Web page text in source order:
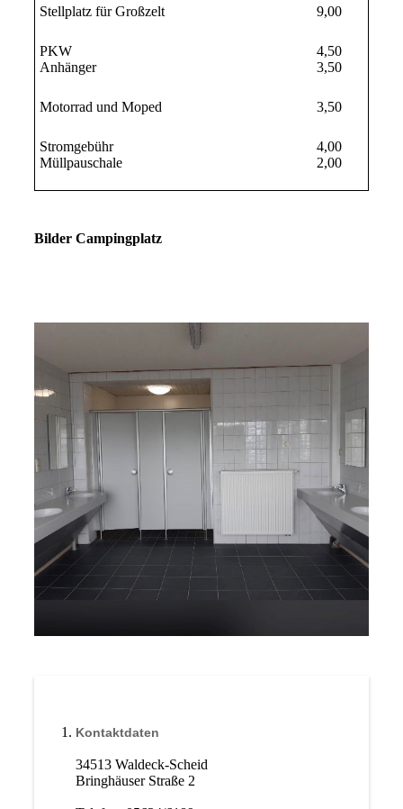
Stellplatz für Großzelt 9,00
PKW
Anhänger
4,50
3,50
Motorrad und Moped 3,50
Stromgebühr
Müllpauschale
4,00
2,00
Bilder Campingplatz
Kontaktdaten
34513 Waldeck-Scheid
Bringhäuser Straße 2